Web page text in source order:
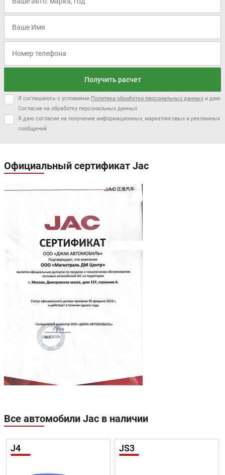
KIA RIO Х
964 900 ₽
В кредит от:
13 165 ₽/мес.
987 300 ₽
В кредит от:
13 471 ₽/мес.
927 000 ₽
В кредит от:
12 648 ₽/мес.
Получить расчет
Я соглашаюсь с условиями Политики обработки персональных данных и даю
Согласие на обработку персональных данных
Я даю согласие на получение информационных, маркетинговых и рекламных
сообщений
Официальный сертификат Jac
Все автомобили Jac в наличии
J4 JS3